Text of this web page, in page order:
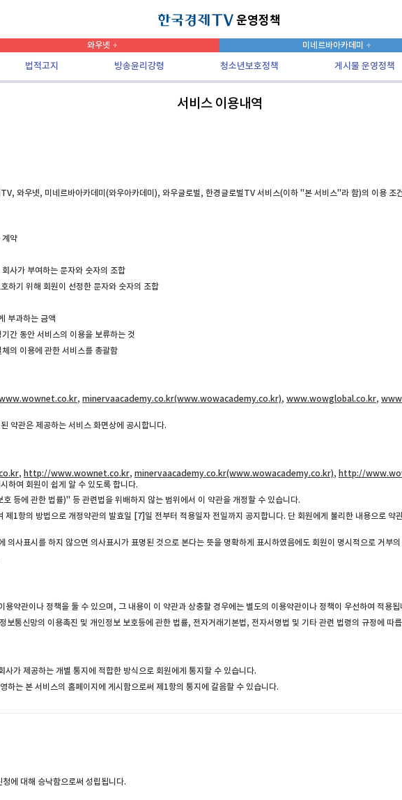
운영정책
와우넷 미네르바아카데미
법적고지 방송윤리강령 청소년보호정책 게시물 운영정책
서비스 이용내역
와우넷, 미네르바아카데미(와우아카데미), 와우글로벌, 한경글로벌TV 서비스(이하 "본 서비스"라 함)의 이용 조
계약
사가 부여하는 문자와 숫자의 조합
하기 위해 회원이 선정한 문자와 숫자의 조합
부과하는 금액
간 동안 서비스의 이용을 보류하는 것
의 이용에 관한 서비스를 총괄함
, minervaacademy.co.kr(www.wowacademy.co.kr), www.wowglobal.co.kr,
약관은 제공하는 서비스 화면상에 공시합니다.
, http://www.wownet.co.kr, minervaacademy.co.kr(www.wowacademy.co.kr), http://
하여 회원이 쉽게 알 수 있도록 합니다.
등에 관한 법률)" 등 관련법을 위배하지 않는 범위에서 이 약관을 개정할 수 있습니다.
1항의 방법으로 개정약관의 발효일 [7]일 전부터 적용일자 전일까지 공지합니다. 단 회원에게 불리한 내용으로 약
사표시를 하지 않으면 의사표시가 표명된 것으로 본다는 뜻을 명확하게 표시하였음에도 회원이 명시적으로 거부
약관이나 정책을 둘 수 있으며, 그 내용이 이 약관과 상충할 경우에는 별도의 이용약관이나 정책이 우선하여 적용됩
통신망의 이용촉진 및 개인정보 보호등에 관한 법률, 전자거래기본법, 전자서명법 및 기타 관련 법령의 규정에 따
가 제공하는 개별 통지에 적합한 방식으로 회원에게 통지할 수 있습니다.
는 본 서비스의 홈페이지에 게시함으로써 제1항의 통지에 갈음할 수 있습니다.
에 대해 승낙함으로써 성립됩니다.